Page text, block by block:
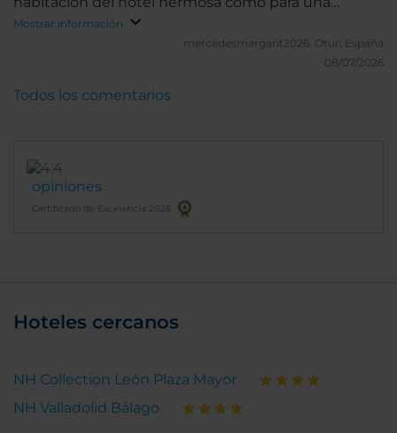
princesa El personal todos una maravilla en
atención, amabilidad y trato cercano, el desayuno
en un lugar espectacular y un desayuno súper
Mostrar información
mercedesmargarit2026. Otur, España
08/07/2026
opiniones
Certificado de Excelencia 2025
Todos los comentarios
Hoteles cercanos
NH Collection León Plaza Mayor
NH Valladolid Bálago